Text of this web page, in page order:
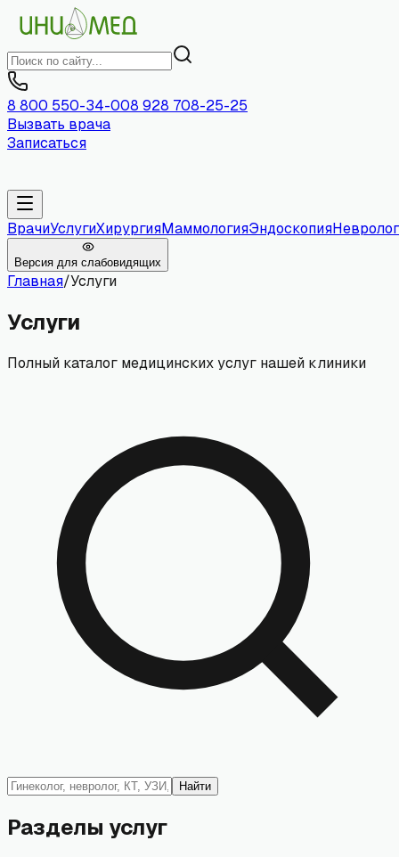
8 800 550-34-008 928 708-25-25
Вызвать врача
Записаться
ВрачиУслугиХирургияМаммологияЭндоскопия
Версия для слабовидящих
Главная/Услуги
Услуги
Полный каталог медицинских услуг нашей клиники
Найти
Разделы услуг